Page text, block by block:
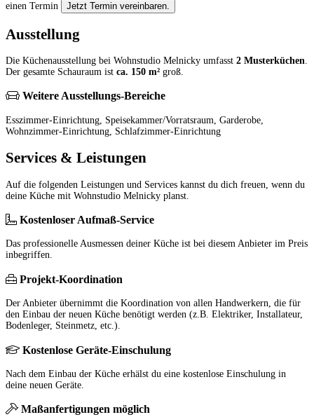
einen Termin
Jetzt Termin vereinbaren.
Ausstellung
Die Küchenausstellung bei Wohnstudio Melnicky umfasst 2 Musterküchen.
Der gesamte Schauraum ist ca. 150 m² groß.
Weitere Ausstellungs-Bereiche
Esszimmer-Einrichtung, Speisekammer/Vorratsraum, Garderobe,
Wohnzimmer-Einrichtung, Schlafzimmer-Einrichtung
Services & Leistungen
Auf die folgenden Leistungen und Services kannst du dich freuen, wenn du
deine Küche mit Wohnstudio Melnicky planst.
Kostenloser Aufmaß-Service
Das professionelle Ausmessen deiner Küche ist bei diesem Anbieter im Preis
inbegriffen.
Projekt-Koordination
Der Anbieter übernimmt die Koordination von allen Handwerkern, die für
den Einbau der neuen Küche benötigt werden (z.B. Elektriker, Installateur,
Bodenleger, Steinmetz, etc.).
Kostenlose Geräte-Einschulung
Nach dem Einbau der Küche erhälst du eine kostenlose Einschulung in
deine neuen Geräte.
Maßanfertigungen möglich